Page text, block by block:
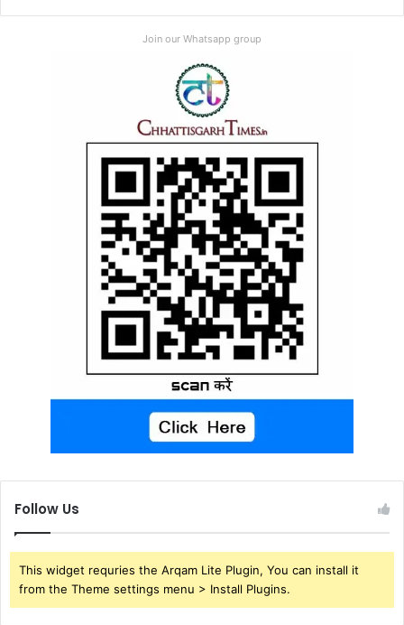
Join our Whatsapp group
Follow Us
This widget requries the Arqam Lite Plugin, You can install it
from the Theme settings menu > Install Plugins.